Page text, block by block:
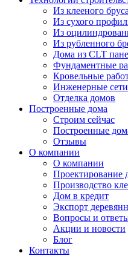
Из клееного бруса
Из сухого
Из
Из рубленного
Дома из CLT
Фундаментные
Кровельные
Инженерные
Отделка домов
Построенные дома
Строим сейчас
Построенные
Отзывы
О компании
О компании
Проектирование
Производство
Дом в кредит
Экспорт
Вопросы и
Акции и новости
Блог
Контакты